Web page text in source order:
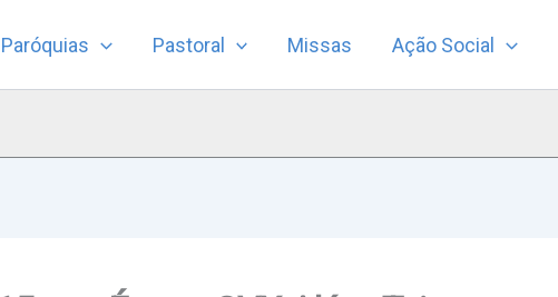
Paróquias Pastoral Missas Ação Social